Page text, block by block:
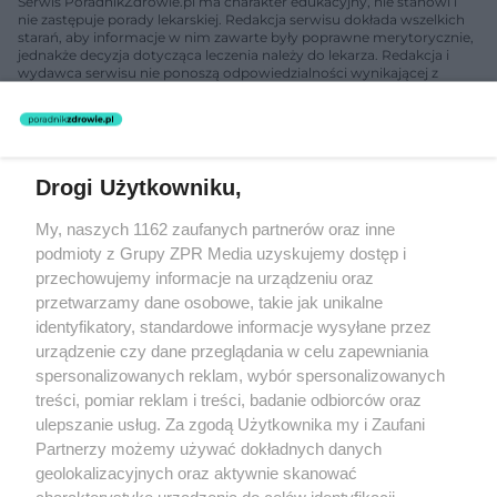
nie zastępuje porady lekarskiej. Redakcja serwisu dokłada wszelkich
starań, aby informacje w nim zawarte były poprawne merytorycznie,
jednakże decyzja dotycząca leczenia należy do lekarza. Redakcja i
wydawca serwisu nie ponoszą odpowiedzialności wynikającej z
świadczeń zdrowotnych w rozumieniu art. 3 ust 1 ustawy o
rozpowszechniany lub dalej rozpowszechniany w jakikolwiek sposób
(w tym także elektroniczny lub mechaniczny) na jakimkolwiek polu
eksploatacji w jakiejkolwiek formie, włącznie z umieszczaniem w
Internecie bez pisemnej zgody właściciela praw. Jakiekolwiek użycie
lub wykorzystanie utworów w całości lub w części z naruszeniem
prawa, tzn. bez właściwej zgody, jest zabronione pod groźbą kary i
może być ścigane prawnie.
Drogi Użytkowniku,
My, naszych 1162 zaufanych partnerów oraz inne
podmioty z Grupy ZPR Media uzyskujemy dostęp i
przechowujemy informacje na urządzeniu oraz
przetwarzamy dane osobowe, takie jak unikalne
identyfikatory, standardowe informacje wysyłane przez
urządzenie czy dane przeglądania w celu zapewniania
spersonalizowanych reklam, wybór spersonalizowanych
treści, pomiar reklam i treści, badanie odbiorców oraz
ulepszanie usług. Za zgodą Użytkownika my i Zaufani
Partnerzy możemy używać dokładnych danych
geolokalizacyjnych oraz aktywnie skanować